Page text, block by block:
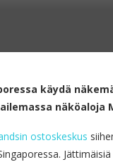
käydä
näköaloja
ostoskeskus